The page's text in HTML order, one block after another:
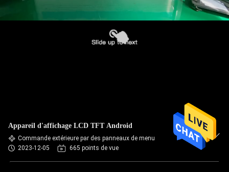
Appareil d'affichage LCD TFT Android
Commande extérieure par des panneaux de menu
2023-12-05
665 points de vue